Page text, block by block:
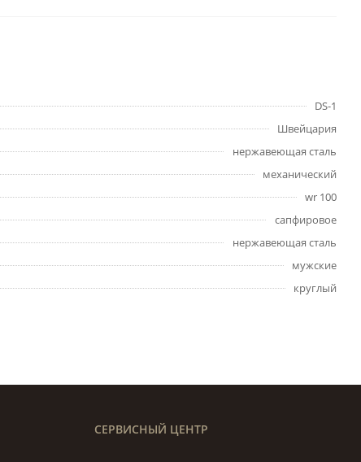
DS-1
Швейцария
нержавеющая сталь
механический
wr 100
сапфировое
нержавеющая сталь
мужские
круглый
СЕРВИСНЫЙ ЦЕНТР